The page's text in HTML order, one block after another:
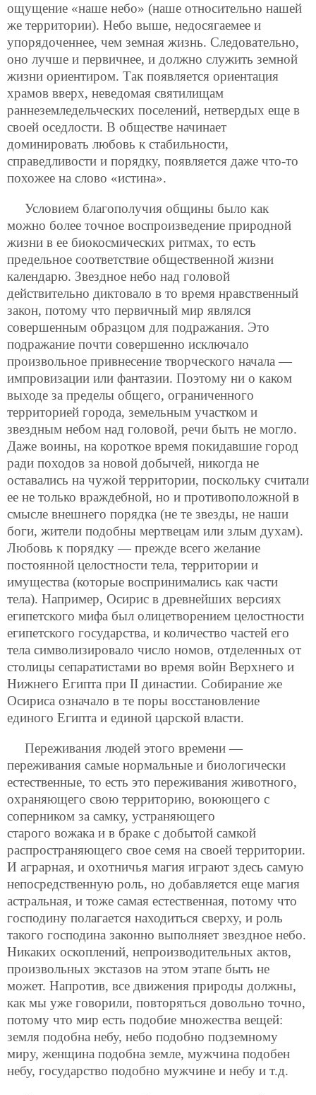
ощущение «наше небо» (наше относительно нашей
же территории). Небо выше, недосягаемее и
упорядоченнее, чем земная жизнь. Следовательно,
оно лучше и первичнее, и должно служить земной
жизни ориентиром. Так появляется ориентация
храмов вверх, неведомая святилищам
раннеземледельческих поселений, нетвердых еще в
своей оседлости. В обществе начинает
доминировать любовь к стабильности,
справедливости и порядку, появляется даже что-то
похожее на слово «истина».
Условием благополучия общины было как
можно более точное воспроизведение природной
жизни в ее биокосмических ритмах, то есть
предельное соответствие общественной жизни
календарю. Звездное небо над головой
действительно диктовало в то время нравственный
закон, потому что первичный мир являлся
совершенным образцом для подражания. Это
подражание почти совершенно исключало
произвольное привнесение творческого начала —
импровизации или фантазии. Поэтому ни о каком
выходе за пределы общего, ограниченного
территорией города, земельным участком и
звездным небом над головой, речи быть не могло.
Даже воины, на короткое время покидавшие город
ради походов за новой добычей, никогда не
оставались на чужой территории, поскольку считали
ее не только враждебной, но и противоположной в
смысле внешнего порядка (не те звезды, не наши
боги, жители подобны мертвецам или злым духам).
Любовь к порядку — прежде всего желание
постоянной целостности тела, территории и
имущества (которые воспринимались как части
тела). Например, Осирис в древнейших версиях
египетского мифа был олицетворением целостности
египетского государства, и количество частей его
тела символизировало число номов, отделенных от
столицы сепаратистами во время войн Верхнего и
Нижнего Египта при II династии. Собирание же
Осириса означало в те поры восстановление
единого Египта и единой царской власти.
Переживания людей этого времени —
переживания самые нормальные и биологически
естественные, то есть это переживания животного,
охраняющего свою территорию, воюющего с
соперником за самку, устраняющего
старого вожака и в браке с добытой самкой
распространяющего свое семя на своей территории.
И аграрная, и охотничья магия играют здесь самую
непосредственную роль, но добавляется еще магия
астральная, и тоже самая естественная, потому что
господину полагается находиться сверху, и роль
такого господина законно выполняет звездное небо.
Никаких оскоплений, непроизводительных актов,
произвольных экстазов на этом этапе быть не
может. Напротив, все движения природы должны,
как мы уже говорили, повторяться довольно точно,
потому что мир есть подобие множества вещей:
земля подобна небу, небо подобно подземному
миру, женщина подобна земле, мужчина подобен
небу, государство подобно мужчине и небу и т.д.